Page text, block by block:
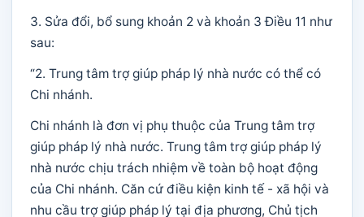
3. Sửa đổi, bổ sung khoản 2 và khoản 3 Điều 11 như
sau:
“2. Trung tâm trợ giúp pháp lý nhà nước có thể có
Chi nhánh.
Chi nhánh là đơn vị phụ thuộc của Trung tâm trợ
giúp pháp lý nhà nước. Trung tâm trợ giúp pháp lý
nhà nước chịu trách nhiệm về toàn bộ hoạt động
của Chi nhánh. Căn cứ điều kiện kinh tế - xã hội và
nhu cầu trợ giúp pháp lý tại địa phương, Chủ tịch